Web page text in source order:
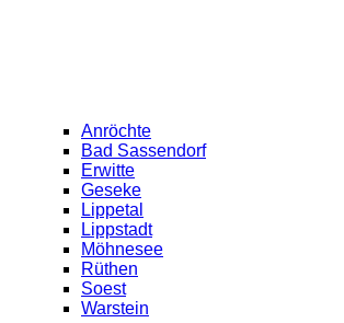
Anröchte
Bad Sassendorf
Erwitte
Geseke
Lippetal
Lippstadt
Möhnesee
Rüthen
Soest
Warstein